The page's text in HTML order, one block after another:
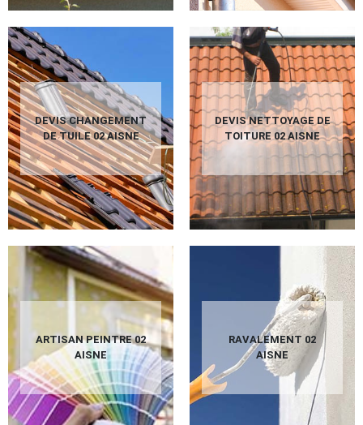
DEVIS CHANGEMENT
DE TUILE 02 AISNE
DEVIS NETTOYAGE DE
TOITURE 02 AISNE
ARTISAN PEINTRE 02
AISNE
RAVALEMENT 02
AISNE